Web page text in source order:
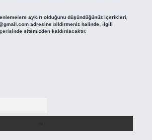
aykırı olduğunu düşündüğünüz içerikleri,
adresine bildirmeniz halinde, ilgili
sitemizden kaldırılacaktır.